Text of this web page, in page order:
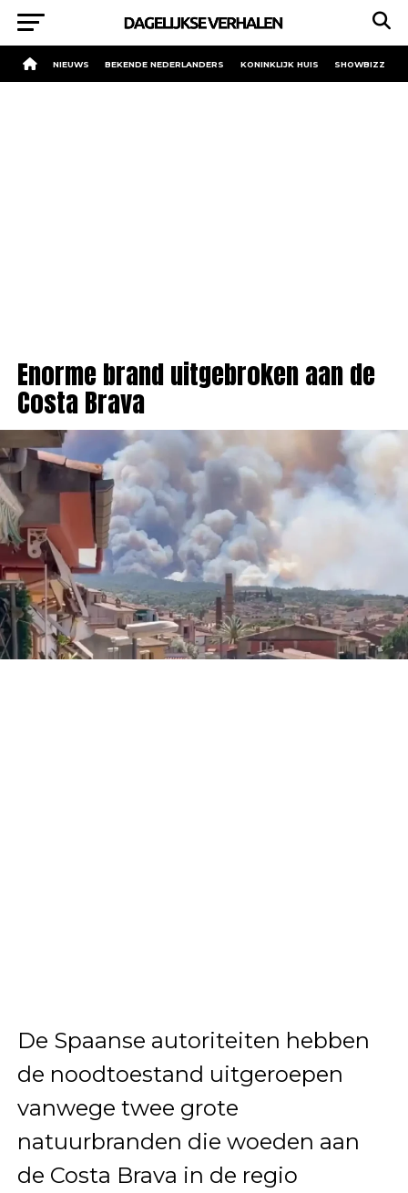
NIEUWS BEKENDE NEDERLANDERS KONINKLIJK HUIS SHOWBIZZ
Enorme brand uitgebroken aan de
Costa Brava
De Spaanse autoriteiten hebben
de noodtoestand uitgeroepen
vanwege twee grote
natuurbranden die woeden aan
de Costa Brava in de regio